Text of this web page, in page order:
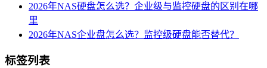
2026年NAS硬盘怎么选？企业级与监控硬盘的区别在哪
里
2026年NAS企业盘怎么选？监控级硬盘能否替代？
标签列表